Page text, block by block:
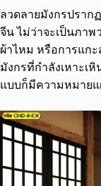
ลวดลายมังกรปราก
จีน ไม่ว่าจะเป็นภาพ
ผ้าไหม หรือการแก
มังกรที่กำลังเหาะเ
แบบก็มีความหมาย